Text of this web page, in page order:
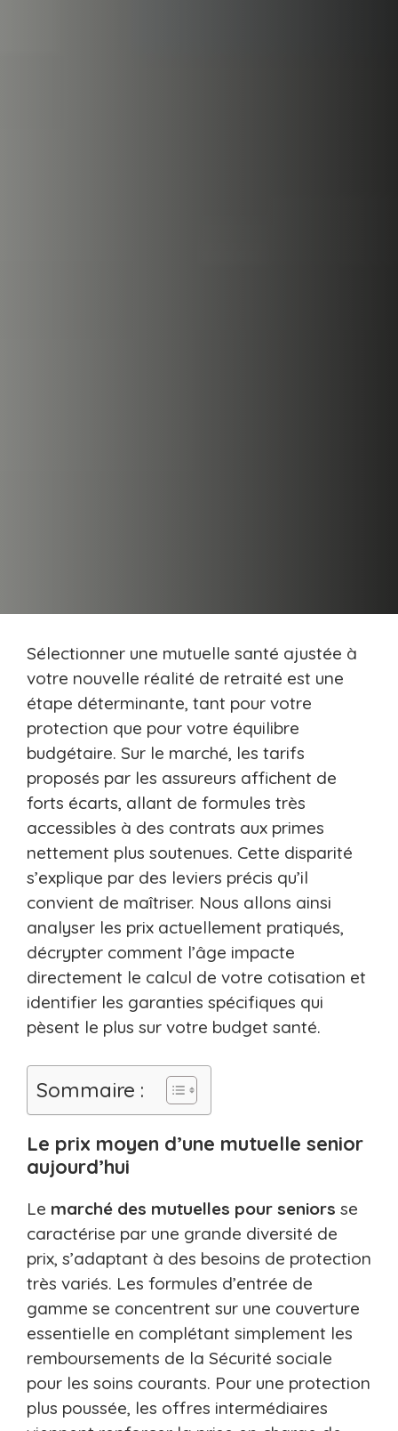
Sélectionner une mutuelle santé ajustée à
votre nouvelle réalité de retraité est une
étape déterminante, tant pour votre
protection que pour votre équilibre
budgétaire. Sur le marché, les tarifs
proposés par les assureurs affichent de
forts écarts, allant de formules très
accessibles à des contrats aux primes
nettement plus soutenues. Cette disparité
s’explique par des leviers précis qu’il
convient de maîtriser. Nous allons ainsi
analyser les prix actuellement pratiqués,
décrypter comment l’âge impacte
directement le calcul de votre cotisation et
identifier les garanties spécifiques qui
pèsent le plus sur votre budget santé.
Sommaire :
Le prix moyen d’une mutuelle senior
aujourd’hui
Le marché des mutuelles pour seniors se
caractérise par une grande diversité de
prix, s’adaptant à des besoins de protection
très variés. Les formules d’entrée de
gamme se concentrent sur une couverture
essentielle en complétant simplement les
remboursements de la Sécurité sociale
pour les soins courants. Pour une protection
plus poussée, les offres intermédiaires